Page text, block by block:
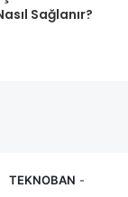
Sağlanır?
TEKNOBAN -